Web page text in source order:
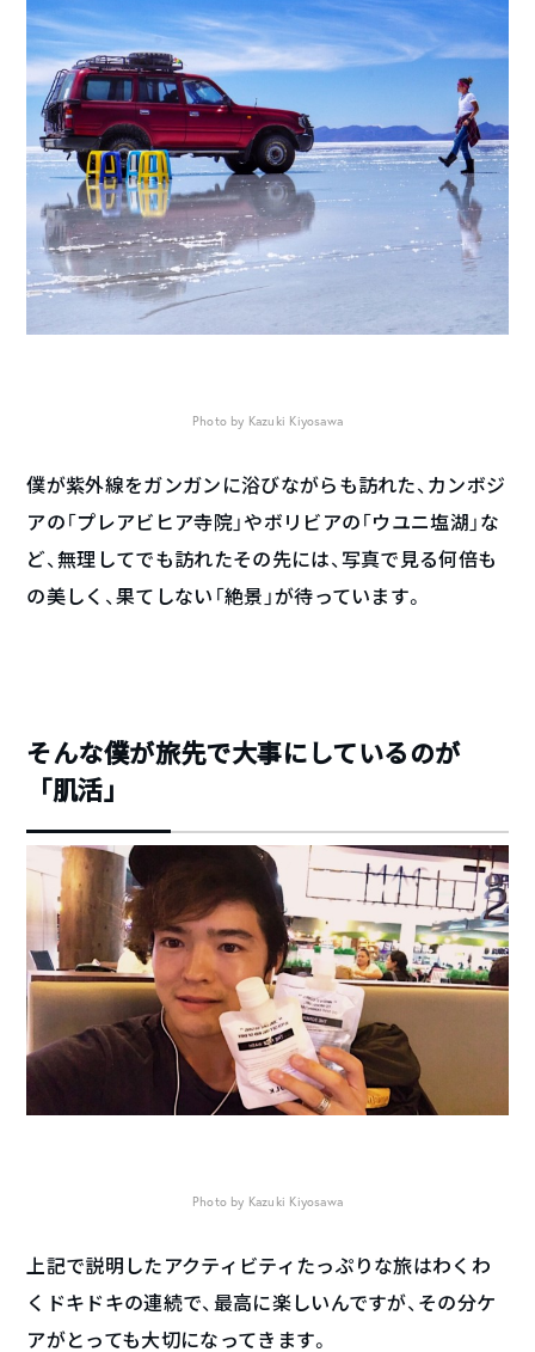
Photo by Kazuki Kiyosawa
僕が紫外線をガンガンに浴びながらも訪れた、カンボジ
アの「プレアビヒア寺院」やボリビアの「ウユニ塩湖」な
ど、無理してでも訪れたその先には、写真で見る何倍も
の美しく、果てしない「絶景」が待っています。
そんな僕が旅先で大事にしているのが
「肌活」
Photo by Kazuki Kiyosawa
上記で説明したアクティビティたっぷりな旅はわくわ
くドキドキの連続で、最高に楽しいんですが、その分ケ
アがとっても大切になってきます。